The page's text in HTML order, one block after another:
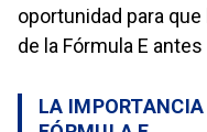
oportunidad para
de la Fórmula E
LA IMPORTANCIA